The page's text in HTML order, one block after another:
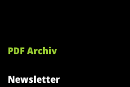
PDF Archiv
Newsletter